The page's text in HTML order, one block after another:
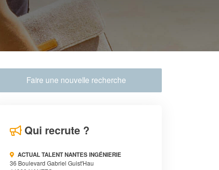
Faire une nouvelle recherche
Qui recrute ?
ACTUAL TALENT NANTES INGÉNIERIE
36 Boulevard Gabriel Guist'Hau